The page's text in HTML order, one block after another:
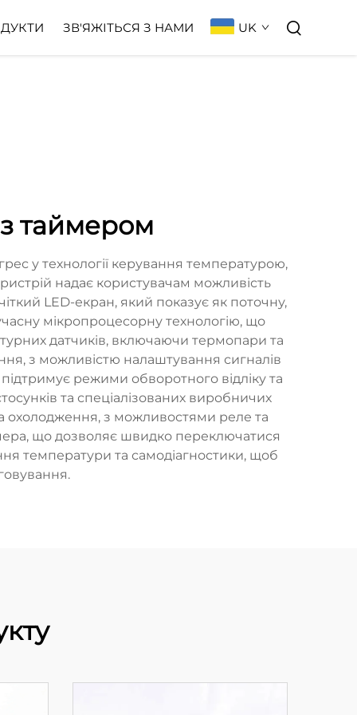
ЗВ'ЯЖІТЬСЯ З НАМИ UK
таймером
у технології керування температурою,
надає користувачам можливість
LED-екран, який показує як поточну,
мікропроцесорну технологію, що
датчиків, включаючи термопари та
з можливістю налаштування сигналів
режими обворотного відліку та
та спеціалізованих виробничих
охолодження, з можливостями реле та
що дозволяє швидко переключатися
температури та самодіагностики, щоб